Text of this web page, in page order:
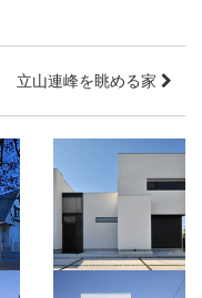
立山連峰を眺める家
＠house
愛知県名古屋市